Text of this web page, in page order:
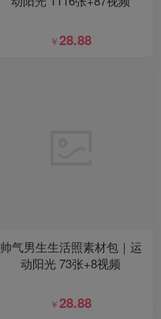
￥28.88
帅气男生生活照素材包｜运
动阳光 73张+8视频
￥28.88